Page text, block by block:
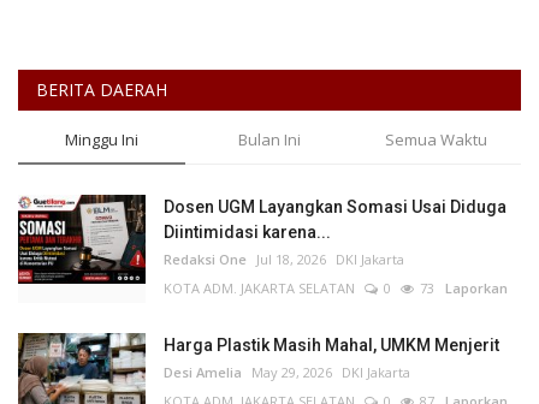
BERITA DAERAH
Minggu Ini Bulan Ini Semua Waktu
Dosen UGM Layangkan Somasi Usai Diduga
Diintimidasi karena...
Redaksi One Jul 18, 2026 DKI Jakarta
KOTA ADM. JAKARTA SELATAN
0 73 Laporkan
Harga Plastik Masih Mahal, UMKM Menjerit
Desi Amelia May 29, 2026 DKI Jakarta